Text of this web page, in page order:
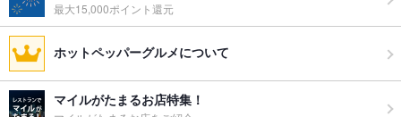
最大15,000ポイント還元
ホットペッパーグルメについて
マイルがたまるお店特集！